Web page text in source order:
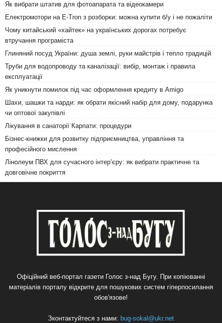
Як вибрати штатив для фотоапарата та відеокамери
Електромотори на E-Tron з розборки: можна купити б/у і не пожаліти
Чому китайський «хайтек» на українських дорогах потребує
втручання програміста
Глиняний посуд України: душа землі, руки майстрів і тепло традицій
Труби для водопроводу та каналізації: вибір, монтаж і правила
експлуатації
Як уникнути помилок під час оформлення кредиту в Amigo
Шахи, шашки та нарди: як обрати якісний набір для дому, подарунка
чи оптової закупівлі
Лікування в санаторії Карпати: процедури
Бізнес-книжки для розвитку підприємництва, управління та
професійного мислення
Лінолеум ПВХ для сучасного інтер’єру: як вибрати практичне та
довговічне покриття
Офіційний веб-портал газети Голос з-над Бугу. При копіюванні
матеріалів порталу відкрите для пошукових систем гіперпосилання
обов'язове!
Зконтактуйтеся з нами: bug-sokal@ukr.net